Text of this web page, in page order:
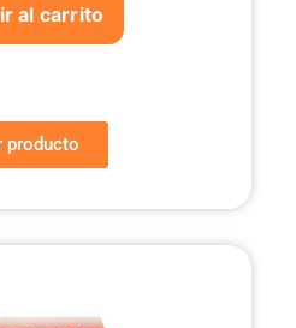
al carrito
producto